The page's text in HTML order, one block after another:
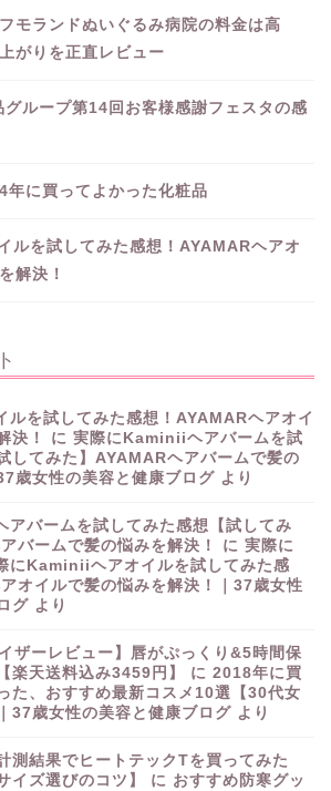
モランドぬいぐるみ病院の料金は高
がりを正直レビュー
ループ第14回お客様感謝フェスタの感
年に買ってよかった化粧品
ルを試してみた感想！AYAMARヘアオ
解決！
を試してみた感想！AYAMARヘアオイ
決！
に 実際にKaminiiヘアバームを試
してみた】AYAMARヘアバームで髪の
歳女性の美容と健康ブログ より
バームを試してみた感想【試してみ
バームで髪の悩みを解決！
に 実際に
にKaminiiヘアオイルを試してみた感
オイルで髪の悩みを解決！｜37歳女性
グ より
ザーレビュー】唇がぷっくり&5時間保
楽天送料込み3459円】
に 2018年に買
た、おすすめ最新コスメ10選【30代女
37歳女性の美容と健康ブログ より
測結果でヒートテックTを買ってみた
イズ選びのコツ】
に おすすめ防寒グッ